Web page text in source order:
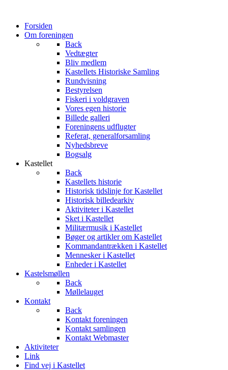
Forsiden
Om foreningen
Back
Vedtægter
Bliv medlem
Kastellets Historiske Samling
Rundvisning
Bestyrelsen
Fiskeri i voldgraven
Vores egen historie
Billede galleri
Foreningens udflugter
Referat, generalforsamling
Nyhedsbreve
Bogsalg
Kastellet
Back
Kastellets historie
Historisk tidslinje for Kastellet
Historisk billedearkiv
Aktiviteter i Kastellet
Sket i Kastellet
Militærmusik i Kastellet
Bøger og artikler om Kastellet
Kommandantrækken i Kastellet
Mennesker i Kastellet
Enheder i Kastellet
Kastelsmøllen
Back
Møllelauget
Kontakt
Back
Kontakt foreningen
Kontakt samlingen
Kontakt Webmaster
Aktiviteter
Link
Find vej i Kastellet